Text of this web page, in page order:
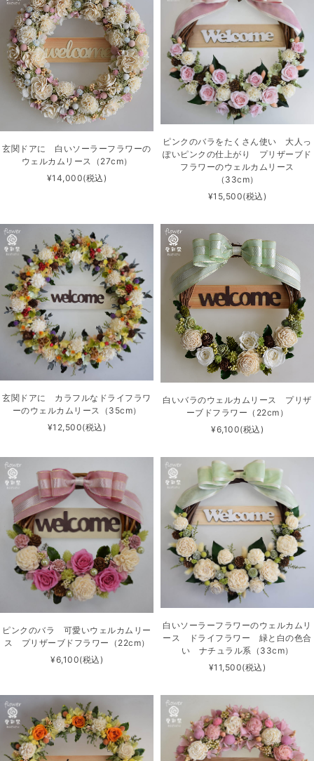
玄関ドアに 白いソーラーフラワーの
ウェルカムリース（27cm）
¥14,000(税込)
ピンクのバラをたくさん使い 大人っ
ぽいピンクの仕上がり プリザーブド
フラワーのウェルカムリース
（33cm）
¥15,500(税込)
玄関ドアに カラフルなドライフラワ
ーのウェルカムリース（35cm）
¥12,500(税込)
白いバラのウェルカムリース プリザ
ーブドフラワー（22cm）
¥6,100(税込)
ピンクのバラ 可愛いウェルカムリー
ス プリザーブドフラワー（22cm）
¥6,100(税込)
白いソーラーフラワーのウェルカムリ
ース ドライフラワー 緑と白の色合
い ナチュラル系（33cm）
¥11,500(税込)